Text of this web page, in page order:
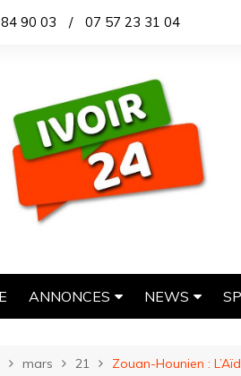
90 03 / 07 57 23 31 04
ANNONCES
AUTOMOBILE
NEWS
DEPECHE
mars 21 Zouan-Hounien :